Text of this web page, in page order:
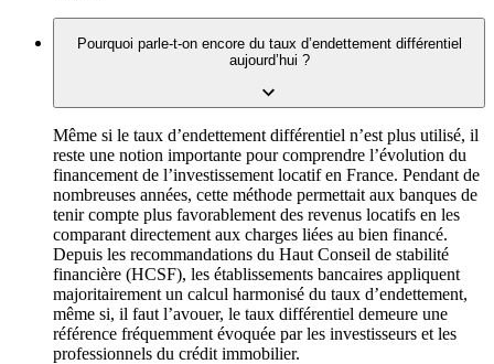
Pourquoi parle-t-on encore du taux d’endettement différentiel
aujourd’hui ?
Même si le taux d’endettement différentiel n’est plus utilisé, il
reste une notion importante pour comprendre l’évolution du
financement de l’investissement locatif en France. Pendant de
nombreuses années, cette méthode permettait aux banques de
tenir compte plus favorablement des revenus locatifs en les
comparant directement aux charges liées au bien financé.
Depuis les recommandations du Haut Conseil de stabilité
financière (HCSF), les établissements bancaires appliquent
majoritairement un calcul harmonisé du taux d’endettement,
même si, il faut l’avouer, le taux différentiel demeure une
référence fréquemment évoquée par les investisseurs et les
professionnels du crédit immobilier.